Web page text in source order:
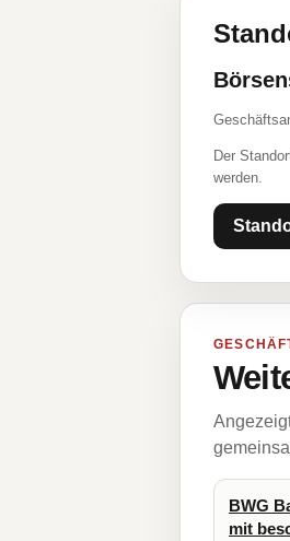
Der
werden.
BWG
mit